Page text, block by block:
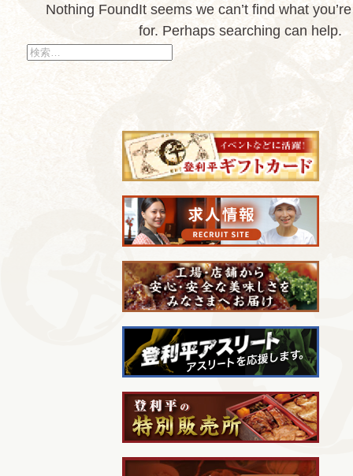
Nothing FoundIt seems we can’t find what
for. Perhaps searching can help.
検
索: